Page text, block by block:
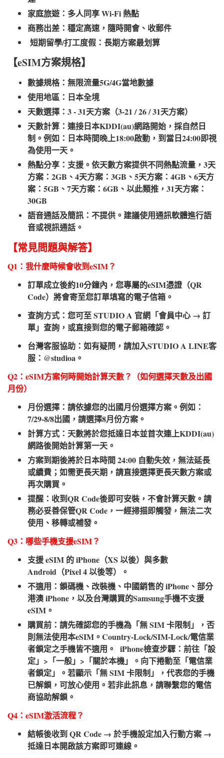
家庭旅遊：多人同享 Wi-Fi 熱點
商務出差：穩定高速，隨時開會、收郵件
短期留學/打工度假：長期方案最划算
【eSIM方案規格】
數據規格：無限流量5G/4G當地數據
使用地區：日本全境
天數選擇：3 - 31天方案（3-21 / 26 / 31天方案）
天數計算：連接日本KDDI(au)網路開始，採自然日
制。例如：日本時間晚上18:00啟動，到當日24:00即視
為使用一天。
熱點分享：支援。依天數方案提供不同熱點流量，3天
方案：2GB、4天方案：3GB、5天方案：4GB、6天方
案：5GB、7天方案：6GB、以此類推，31天方案：
30GB
語音通話及簡訊：不提供。建議使用通訊軟體進行語
音或視訊通話。
【常見問題與解答】
Q1：我什麼時候會收到eSIM？
訂單成立後約10分鐘內，您專屬的eSIM憑證（QR
Code）將會寄至您訂單填寫的電子信箱。
查詢方式：您可至 STUDIO A 官網「會員中心 → 訂
單」查詢，或直接到您的電子郵箱確認。
台灣客服協助：如有疑問，請加入STUDIO A LINE客
服：@studioa。
Q2：eSIM方案何時開始計算天數？（如何選擇天數及出國
月份）​
月份選擇：請依據您的出國月份選擇方案。例如：
7/29-8/8出國，請選擇8月份方案。
計算方式：天數將於您抵達日本並首次連上KDDI(au)
網路後開始計算第一天。
方案到期後將於日本時間 24:00 自動失效，無法延長
或續費；如需更長天期，請直接選擇更長天數方案或
再次購買。
提醒：收到QR Code後即可安裝，不會計算天數。請
務必妥善保管QR Code，一經掃描即觸發，無法二次
使用、移轉或補發。
Q3：哪些手機支援eSIM？​
支援 eSIM 的 iPhone（XS 以後）與多數
Android（Pixel 4 以後等）。
不適用：鎖碼機、改裝機、中國銷售的 iPhone、部分
港澳 iPhone，以及台灣購買的Samsung手機不支援
eSIM。
購買前：請先確認您的手機為「無 SIM 卡限制」，否
則無法使用本eSIM。Country-Lock/SIM-Lock/電信業
者鎖定之手機皆不適用。 iPhone檢查步驟：前往「設
定」>「一般」>「關於本機」。向下捲動至「電信業
者鎖定」。若顯示「無 SIM 卡限制」，代表您的手機
已解鎖，可放心使用。若非此訊息，請聯繫您的電信
商協助解鎖。
Q4：eSIM激活流程？​
結帳後收到 QR Code → 於手機設定加入行動方案 →
抵達日本開啟該方案即可連線。